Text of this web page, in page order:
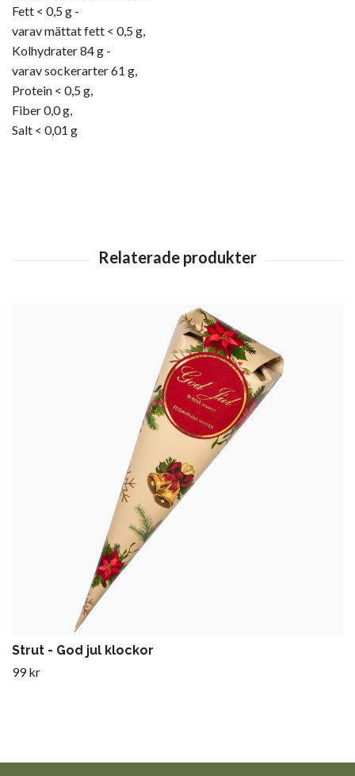
Fett < 0,5 g -
varav mättat fett < 0,5 g,
Kolhydrater 84 g -
varav sockerarter 61 g,
Protein < 0,5 g,
Fiber 0,0 g,
Salt < 0,01 g
Strut - God jul klockor
99 kr